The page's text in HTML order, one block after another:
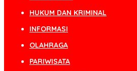
HUKUM DAN KRIMINAL
INFORMASI
OLAHRAGA
PARIWISATA